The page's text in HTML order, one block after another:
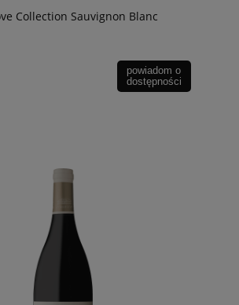
Collection Sauvignon Blanc
powiadom o
dostępności